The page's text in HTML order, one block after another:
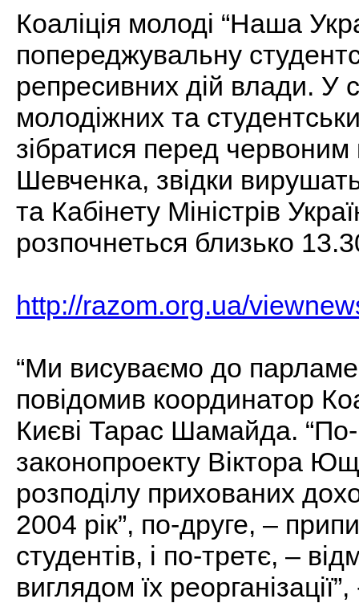
Коаліція молоді “Наша
попереджувальну
репресивних дій влади. У
молодіжних та
зібратися перед червоним
Шевченка, звідки
та Кабінету Міністрів
розпочнеться близько
http://razom.org.ua/
“Ми висуваємо до
повідомив координатор
Києві Тарас Шамайда.
законопроекту Віктора
розподілу прихованих
2004 рік”, по-друге, –
студентів, і по-третє, –
виглядом їх